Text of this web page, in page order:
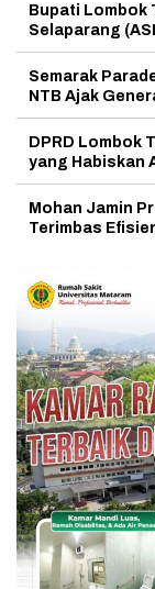
Bupati Lombok
Selaparang
Semarak
NTB Ajak
DPRD Lombok
yang Habiskan
Mohan Jamin
Terimbas